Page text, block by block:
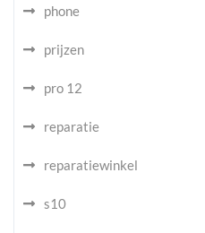
phone
prijzen
pro 12
reparatie
reparatiewinkel
s10